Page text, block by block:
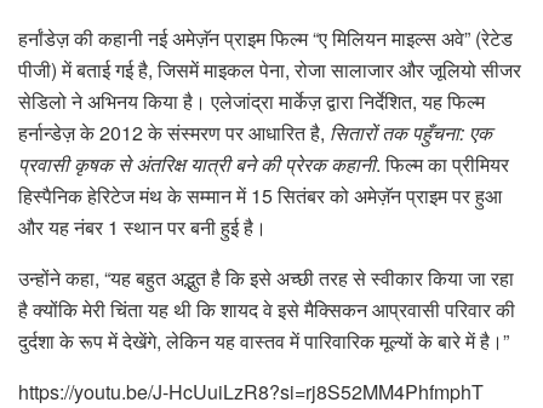
हर्नांडेज़ की कहानी नई अमेज़ॅन प्राइम फिल्म “ए मिलियन माइल्स अवे” (रेटेड
पीजी) में बताई गई है, जिसमें माइकल पेना, रोजा सालाजार और जूलियो सीजर
सेडिलो ने अभिनय किया है। एलेजांद्रा मार्केज़ द्वारा निर्देशित, यह फिल्म
हर्नान्डेज़ के 2012 के संस्मरण पर आधारित है, सितारों तक पहुँचना: एक
प्रवासी कृषक से अंतरिक्ष यात्री बने की प्रेरक कहानी. फिल्म का प्रीमियर
हिस्पैनिक हेरिटेज मंथ के सम्मान में 15 सितंबर को अमेज़ॅन प्राइम पर हुआ
और यह नंबर 1 स्थान पर बनी हुई है।
उन्होंने कहा, “यह बहुत अद्भुत है कि इसे अच्छी तरह से स्वीकार किया जा रहा
है क्योंकि मेरी चिंता यह थी कि शायद वे इसे मैक्सिकन आप्रवासी परिवार की
दुर्दशा के रूप में देखेंगे, लेकिन यह वास्तव में पारिवारिक मूल्यों के बारे में है।”
https://youtu.be/J-HcUuiLzR8?si=rj8S52MM4PhfmphT